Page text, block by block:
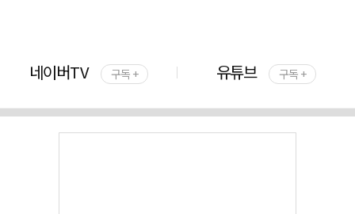
네이버TV 구독 + 유튜브 구독 +